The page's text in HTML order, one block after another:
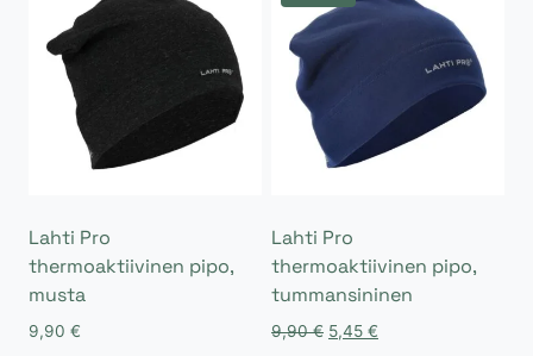
useampi
muunnelma.
valinnat
sivulla.
Lahti Pro
thermoaktiivinen pipo,
musta
9,90 €
Lahti Pro
thermoaktiivinen pipo,
tummansininen
9,90€ Alkuperäinen
5,45 €